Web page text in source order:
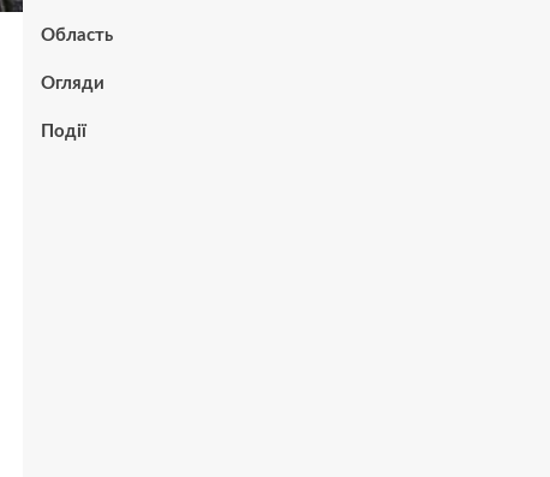
Область
Огляди
Події